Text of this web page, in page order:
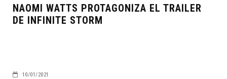
NAOMI WATTS PROTAGONIZA EL TRAILER
DE INFINITE STORM
10/01/2021